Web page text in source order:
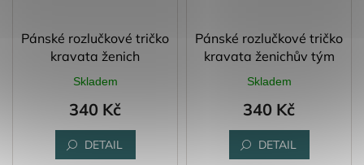
Pánské rozlučkové tričko
kravata ženich
Skladem
340 Kč
DETAIL
Pánské rozlučkové tričko
kravata ženichův tým
Skladem
340 Kč
DETAIL